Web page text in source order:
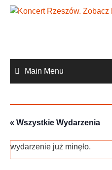
Skip
Main Menu
« Wszystkie Wydarzenia
wydarzenie już minęło.